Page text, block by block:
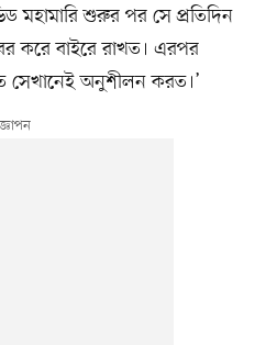
মহামারি শুরুর পর সে প্রতিদিন
করে বাইরে রাখত। এরপর
সেখানেই অনুশীলন করত।’